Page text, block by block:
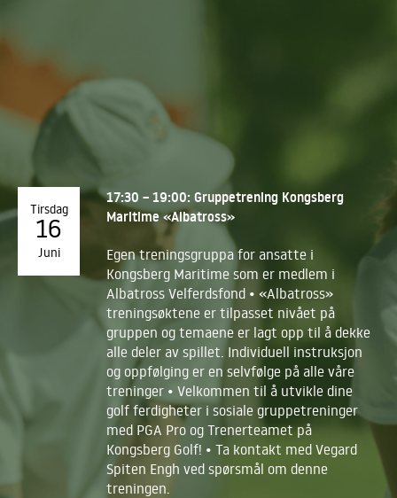
17:30 – 19:00: Gruppetrening Kongsberg
Maritime «Albatross»
Egen treningsgruppa for ansatte i
Kongsberg Maritime som er medlem i
Albatross Velferdsfond • «Albatross»
treningsøktene er tilpasset nivået på
gruppen og temaene er lagt opp til å dekke
alle deler av spillet. Individuell instruksjon
og oppfølging er en selvfølge på alle våre
treninger • Velkommen til å utvikle dine
golf ferdigheter i sosiale gruppetreninger
med PGA Pro og Trenerteamet på
Kongsberg Golf! • Ta kontakt med Vegard
Spiten Engh ved spørsmål om denne
treningen.
Tirsdag
16
Juni